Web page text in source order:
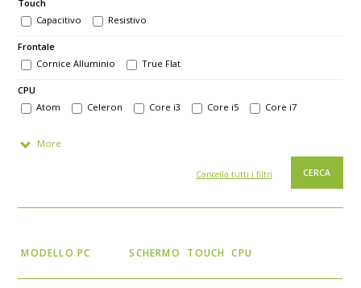
Touch
Capacitivo
Resistivo
Frontale
Cornice Alluminio
True Flat
CPU
Atom
Celeron Core i3 Core i5 Core i7
More
Cancella tutti i filtri
MODELLO PC SCHERMO TOUCH CPU